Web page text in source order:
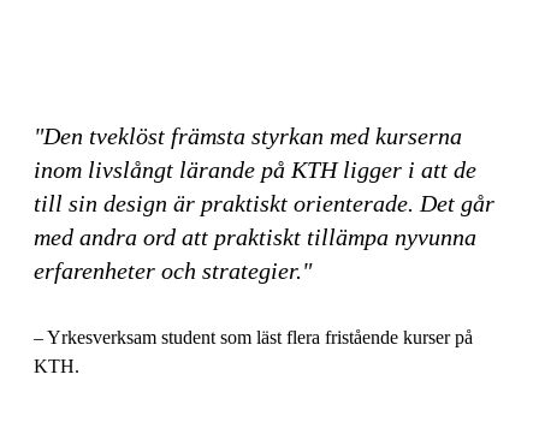
"Den tveklöst främsta styrkan med kurserna
inom livslångt lärande på KTH ligger i att de
till sin design är praktiskt orienterade. Det går
med andra ord att praktiskt tillämpa nyvunna
erfarenheter och strategier."
– Yrkesverksam student som läst flera fristående kurser på
KTH.